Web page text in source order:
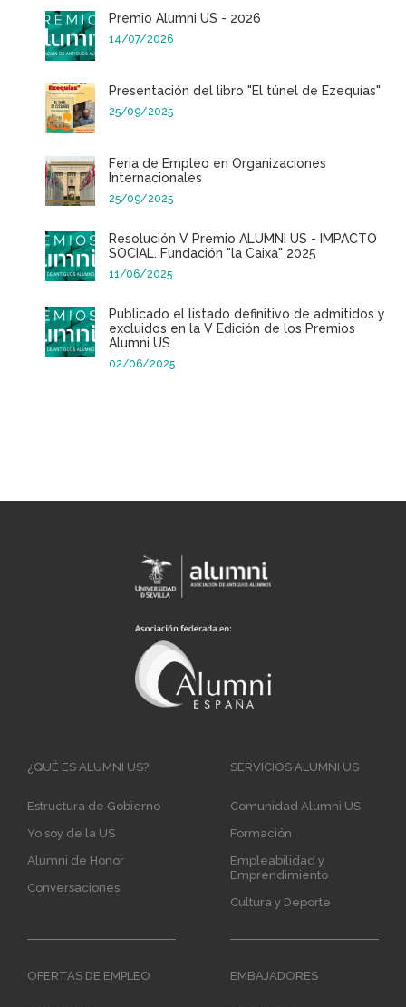
Premio Alumni US - 2026
14/07/2026
Presentación del libro "El túnel de Ezequías"
25/09/2025
Feria de Empleo en Organizaciones
Internacionales
25/09/2025
Resolución V Premio ALUMNI US - IMPACTO
SOCIAL. Fundación "la Caixa" 2025
11/06/2025
Publicado el listado definitivo de admitidos y
excluidos en la V Edición de los Premios
Alumni US
02/06/2025
Main
¿QUÉ ES ALUMNI US?
Estructura de Gobierno
Yo soy de la US
Alumni de Honor
Conversaciones
SERVICIOS ALUMNI US
Comunidad Alumni US
Formación
Empleabilidad y
Emprendimiento
Cultura y Deporte
OFERTAS DE EMPLEO EMBAJADORES